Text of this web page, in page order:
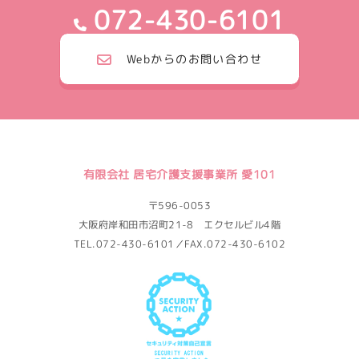
072-430-6101
Webからのお問い合わせ
有限会社 居宅介護支援事業所 愛101
〒596-0053
大阪府岸和田市沼町21-8 エクセルビル4階
TEL.072-430-6101／FAX.072-430-6102